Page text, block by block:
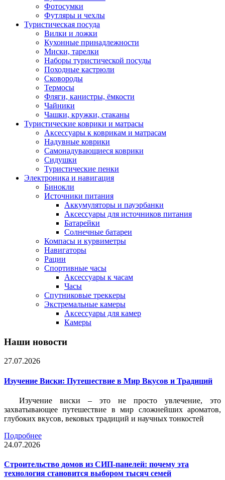
Фотосумки
Футляры и чехлы
Туристическая посуда
Вилки и ложки
Кухонные принадлежности
Миски, тарелки
Наборы туристической посуды
Походные кастрюли
Сковороды
Термосы
Фляги, канистры, ёмкости
Чайники
Чашки, кружки, стаканы
Туристические коврики и матрасы
Аксессуары к коврикам и матрасам
Надувные коврики
Самонадувающиеся коврики
Сидушки
Туристические пенки
Электроника и навигация
Бинокли
Источники питания
Аккумуляторы и пауэрбанки
Аксессуары для источников питания
Батарейки
Солнечные батареи
Компасы и курвиметры
Навигаторы
Рации
Спортивные часы
Аксессуары к часам
Часы
Спутниковые треккеры
Экстремальные камеры
Аксессуары для камер
Камеры
Наши новости
27.07.2026
Изучение Виски: Путешествие в Мир Вкусов и Традиций
Изучение виски – это не просто увлечение, это
захватывающее путешествие в мир сложнейших ароматов,
глубоких вкусов, вековых традиций и научных тонкостей
Подробнее
24.07.2026
Строительство домов из СИП-панелей: почему эта
технология становится выбором тысяч семей